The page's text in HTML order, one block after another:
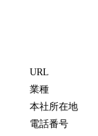
URL
業種
本社所在地
電話番号